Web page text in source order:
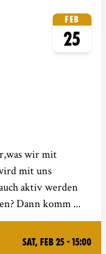
Feb
25
wir mit
mit uns
aktiv werden
Dann komm ...
Sat, Feb 25 - 15:00